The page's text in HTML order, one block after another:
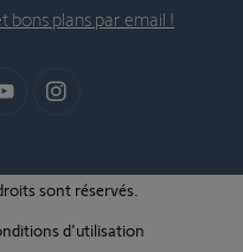
bons plans par email !
sont réservés.
d'utilisation